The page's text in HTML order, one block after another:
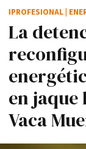
La
en jaque
Vaca
IPROFESIONAL